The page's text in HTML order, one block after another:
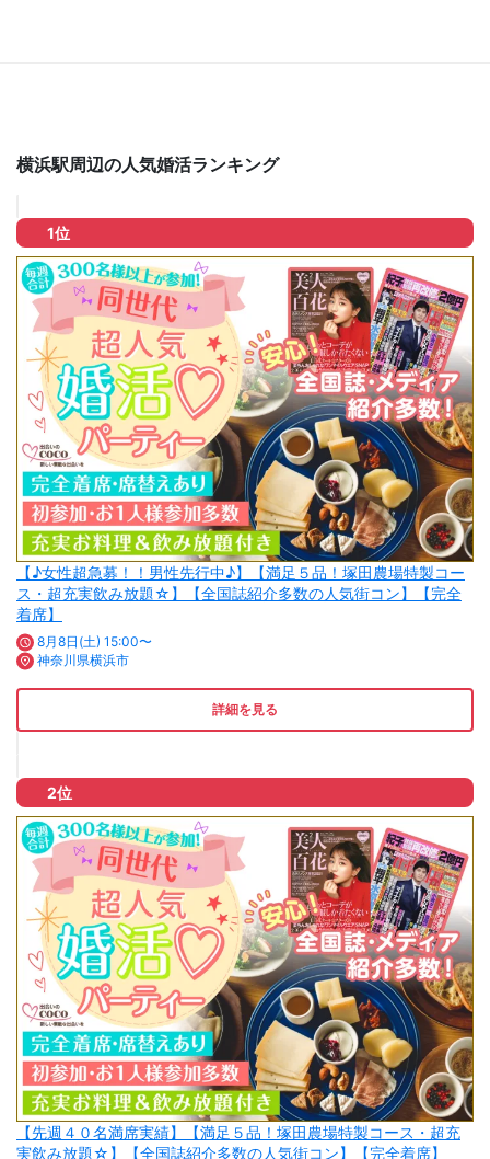
横浜駅周辺の人気婚活ランキング
1位
【♪女性超急募！！男性先行中♪】【満足５品！塚田農場特製コー
ス・超充実飲み放題☆】【全国誌紹介多数の人気街コン】【完全
着席】
8月8日(土) 15:00〜
神奈川県横浜市
詳細を見る
2位
【先週４０名満席実績】【満足５品！塚田農場特製コース・超充
実飲み放題☆】【全国誌紹介多数の人気街コン】【完全着席】